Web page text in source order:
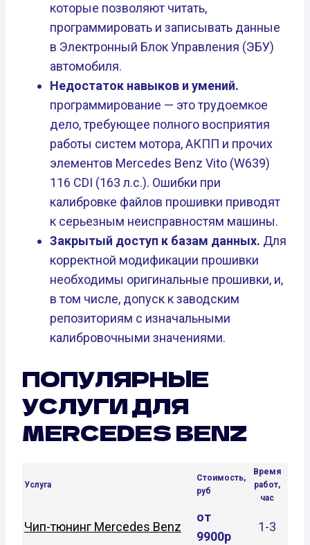
которые позволяют читать,
программировать и записывать данные
в Электронный Блок Управления (ЭБУ)
автомобиля.
Недостаток навыков и умений.
программирование — это трудоемкое
дело, требующее полного восприятия
работы систем мотора, АКПП и прочих
элементов Mercedes Benz Vito (W639)
116 CDI (163 л.с.). Ошибки при
калибровке файлов прошивки приводят
к серьезным неисправностям машины.
Закрытый доступ к базам данных. Для
корректной модификации прошивки
необходимы оригинальные прошивки, и,
в том числе, допуск к заводским
репозиториям с изначальными
калибровочными значениями.
ПОПУЛЯРНЫЕ
УСЛУГИ ДЛЯ
MERCEDES BENZ
Услуга
Стоимость,
руб
Время
работ,
час
Чип-тюнинг Mercedes Benz
от
9900р
1-3